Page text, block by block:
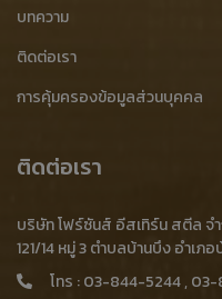
โรงงานรับซื้อเศษสแตนเลส
รับซื้อเศษเหล็กหล่อจากโรงง
รับซื้อเศษเหล็กหล่ออุตสาหก
รับซื้อเศษเหล็กหนา
รับซื้
ขายเศษเหล็กหนา
ประมูล
บทความ
ติดต่อเรา
การคุ้มครองข้อมูลส่วนบุคคล
ติดต่อเรา
บริษัท โฟร์ซันส์ อีสเทิร์น สตีล จ
121/14 หมู่ 3 ตำบลบ้านบึง อำเ
โทร :03-844-5244,03-